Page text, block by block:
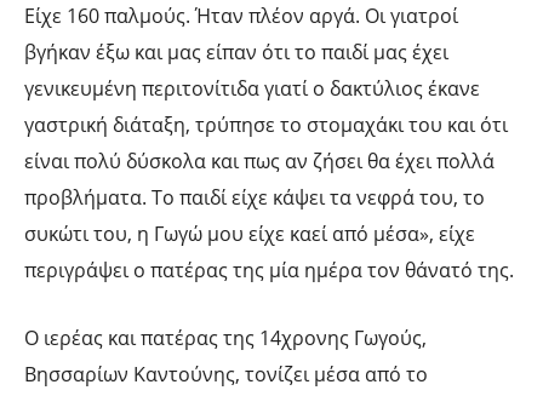
Είχε 160 παλμούς. Ήταν πλέον αργά. Οι γιατροί
βγήκαν έξω και μας είπαν ότι το παιδί μας έχει
γενικευμένη περιτονίτιδα γιατί ο δακτύλιος έκανε
γαστρική διάταξη, τρύπησε το στομαχάκι του και ότι
είναι πολύ δύσκολα και πως αν ζήσει θα έχει πολλά
προβλήματα. Το παιδί είχε κάψει τα νεφρά του, το
συκώτι του, η Γωγώ μου είχε καεί από μέσα», είχε
περιγράψει ο πατέρας της μία ημέρα τον θάνατό της.
Ο ιερέας και πατέρας της 14χρονης Γωγούς,
Βησσαρίων Καντούνης, τονίζει μέσα από το